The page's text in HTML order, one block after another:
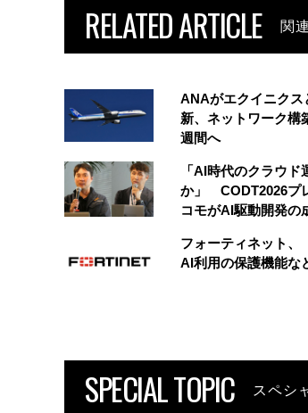
RELATED ARTICLE 関
ANAがエクイニクス
新、ネットワーク構
週間へ
「AI時代のクラウ
か」 CODT2026プ
コモがAI駆動開発の
フォーティネット
AI利用の保護機能な
SPECIAL TOPIC スペシ